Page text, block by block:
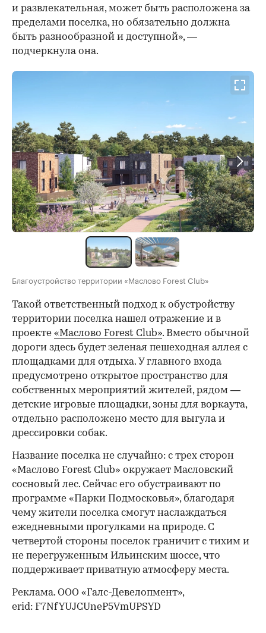
и развлекательная, может быть расположена за
пределами поселка, но обязательно должна
быть разнообразной и доступной», —
подчеркнула она.
Благоустройство территории «Маслово Forest Club»
Такой ответственный подход к обустройству
территории поселка нашел отражение и в
проекте «Маслово Forest Club». Вместо обычной
дороги здесь будет зеленая пешеходная аллея с
площадками для отдыха. У главного входа
предусмотрено открытое пространство для
собственных мероприятий жителей, рядом —
детские игровые площадки, зоны для воркаута,
отдельно расположено место для выгула и
дрессировки собак.
Название поселка не случайно: с трех сторон
«Маслово Forest Club» окружает Масловский
сосновый лес. Сейчас его обустраивают по
программе «Парки Подмосковья», благодаря
чему жители поселка смогут наслаждаться
ежедневными прогулками на природе. С
четвертой стороны поселок граничит с тихим и
не перегруженным Ильинским шоссе, что
поддерживает приватную атмосферу места.
Реклама. ООО «Галс-Девелопмент»,
erid: F7NfYUJCUneP5VmUPSYD